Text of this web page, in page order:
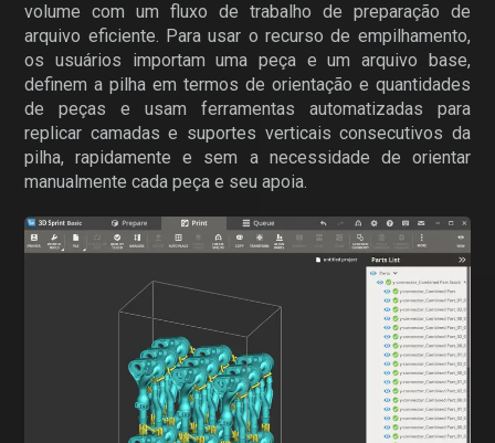
volume com um fluxo de trabalho de preparação de
arquivo eficiente. Para usar o recurso de empilhamento,
os usuários importam uma peça e um arquivo base,
definem a pilha em termos de orientação e quantidades
de peças e usam ferramentas automatizadas para
replicar camadas e suportes verticais consecutivos da
pilha, rapidamente e sem a necessidade de orientar
manualmente cada peça e seu apoia.